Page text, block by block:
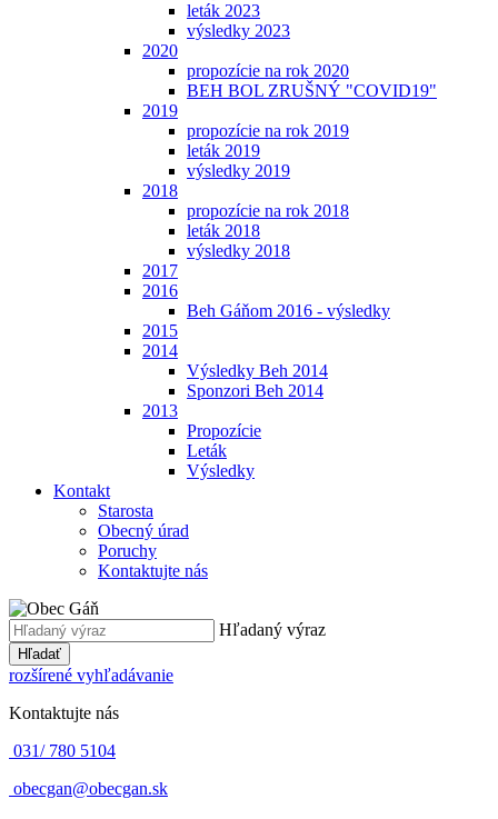
leták 2023
výsledky 2023
2020
propozície na rok 2020
BEH BOL ZRUŠNÝ "COVID19"
2019
propozície na rok 2019
leták 2019
výsledky 2019
2018
propozície na rok 2018
leták 2018
výsledky 2018
2017
2016
Beh Gáňom 2016 - výsledky
2015
2014
Výsledky Beh 2014
Sponzori Beh 2014
2013
Propozície
Leták
Výsledky
Kontakt
Starosta
Obecný úrad
Poruchy
Kontaktujte nás
Hľadaný výraz
Hľadať
rozšírené vyhľadávanie
Kontaktujte nás
031/ 780 5104
obecgan@obecgan.sk